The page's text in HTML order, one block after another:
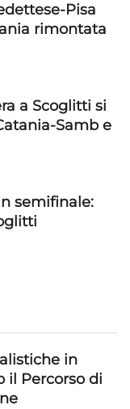
Pisa
rimontata
a Scoglitti si
Samb e
semifinale:
in
il Percorso di